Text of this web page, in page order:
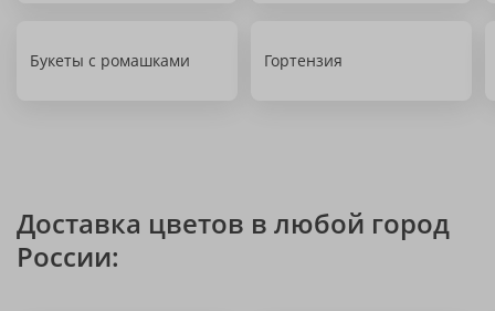
Букеты с ромашками Гортензия
Доставка цветов в любой город
России: